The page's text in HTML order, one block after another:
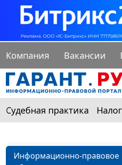
Компания Вакансии
Судебная практика
Информационно-правовое